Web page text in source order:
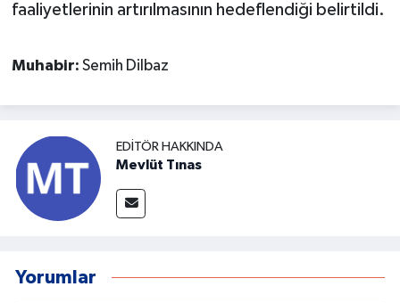
faaliyetlerinin artırılmasının hedeflendiği belirtildi.
Muhabir: Semih Dilbaz
EDITÖR HAKKINDA
Mevlüt Tınas
Yorumlar